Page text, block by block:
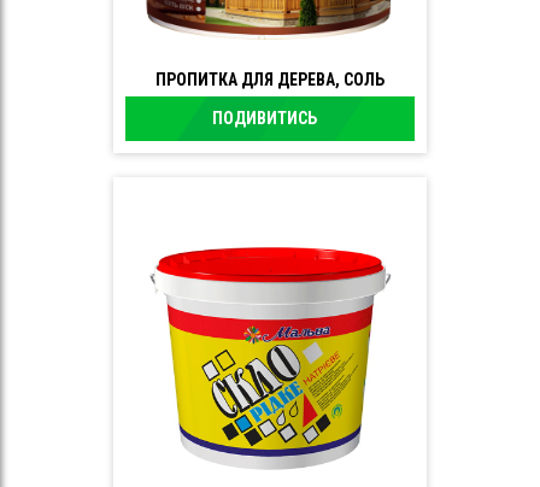
ПРОПИТКА ДЛЯ ДЕРЕВА, СОЛЬ
ПОДИВИТИСЬ